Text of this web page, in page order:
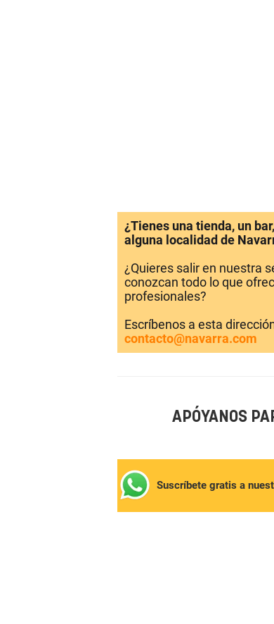
¿Tienes una tienda, un
alguna localidad de
¿Quieres salir en nuestra
conozcan todo lo que
profesionales?
Escríbenos a esta
contacto@navarra.com
APÓYANOS
Suscríbete gratis a